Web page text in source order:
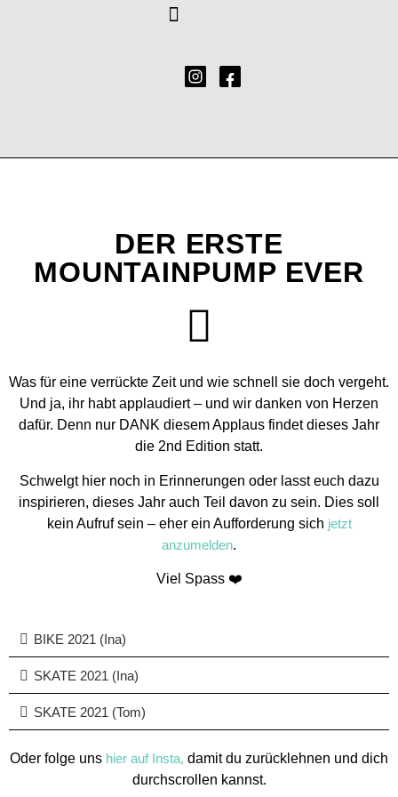
DER ERSTE
MOUNTAINPUMP EVER
Was für eine verrückte Zeit und wie schnell sie doch vergeht.
Und ja, ihr habt applaudiert – und wir danken von Herzen
dafür. Denn nur DANK diesem Applaus findet dieses Jahr
die 2nd Edition statt.
Schwelgt hier noch in Erinnerungen oder lasst euch dazu
inspirieren, dieses Jahr auch Teil davon zu sein. Dies soll
kein Aufruf sein – eher ein Aufforderung sich jetzt
anzumelden.
Viel Spass ❤️
BIKE 2021 (Ina)
SKATE 2021 (Ina)
SKATE 2021 (Tom)
Oder folge uns hier auf Insta, damit du zurücklehnen und dich
durchscrollen kannst.